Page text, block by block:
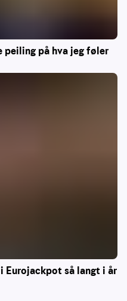
peiling på hva jeg føler
Eurojackpot så langt i år